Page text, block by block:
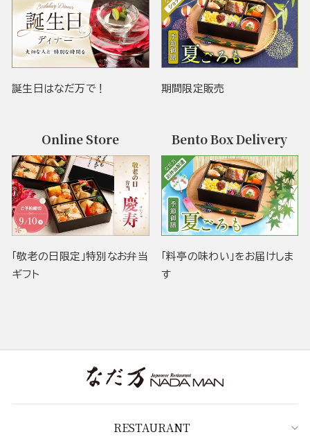
誕生日はなだ万で！ 期間限定販売
Online Store
「敬老の日限定」特別なお弁当
ギフト
Bento Box Delivery
「料亭の味わい」をお届けしま
す
RESTAURANT